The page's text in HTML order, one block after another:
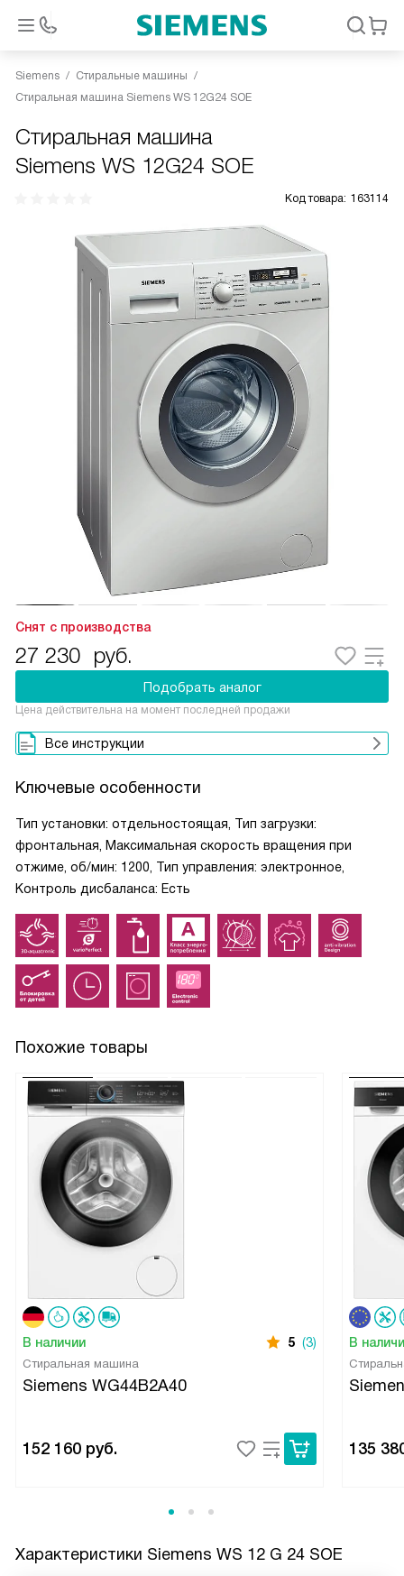
Siemens
Стиральные машины
Стиральная машина Siemens WS 12G24 SOE
Стиральная машина
Siemens WS 12G24 SOE
Код товара: 163114
Снят с производства
27 230 руб.
Подобрать аналог
Цена действительна на момент последней продажи
Все инструкции
Ключевые особенности
Тип установки: отдельностоящая, Тип загрузки:
фронтальная, Максимальная скорость вращения при
отжиме, об/мин: 1200, Тип управления: электронное,
Контроль дисбаланса: Есть
Похожие товары
В наличии 5 (3)
Стиральная машина
Siemens WG44B2A40
152 160 руб.
В
135
Характеристики Siemens WS 12 G 24 SOE